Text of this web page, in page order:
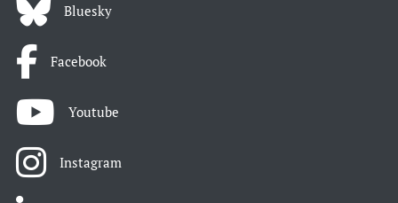
Bluesky
Facebook
Youtube
Instagram